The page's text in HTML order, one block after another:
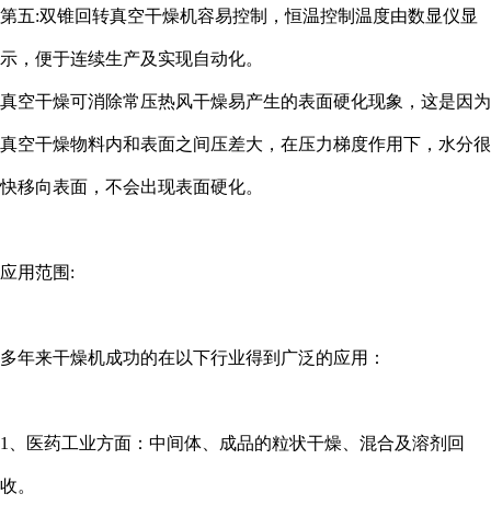
第五:双锥回转真空干燥机容易控制，恒温控制温度由数显仪显
示，便于连续生产及实现自动化。
真空干燥可消除常压热风干燥易产生的表面硬化现象，这是因为
真空干燥物料内和表面之间压差大，在压力梯度作用下，水分很
快移向表面，不会出现表面硬化。
应用范围:
多年来干燥机成功的在以下行业得到广泛的应用：
1、医药工业方面：中间体、成品的粒状干燥、混合及溶剂回
收。